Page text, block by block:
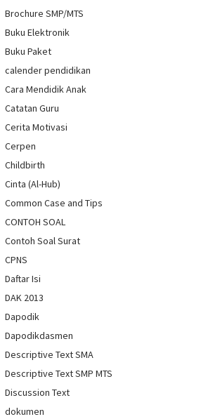
Brochure SMP/MTS
Buku Elektronik
Buku Paket
calender pendidikan
Cara Mendidik Anak
Catatan Guru
Cerita Motivasi
Cerpen
Childbirth
Cinta (Al-Hub)
Common Case and Tips
CONTOH SOAL
Contoh Soal Surat
CPNS
Daftar Isi
DAK 2013
Dapodik
Dapodikdasmen
Descriptive Text SMA
Descriptive Text SMP MTS
Discussion Text
dokumen